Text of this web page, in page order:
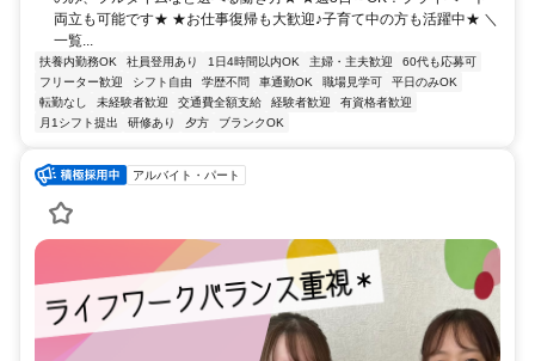
両立も可能です★ ★お仕事復帰も大歓迎♪子育て中の方も活躍中★ ＼
一覧...
扶養内勤務OK 社員登用あり 1日4時間以内OK 主婦・主夫歓迎
60代も応募可
フリーター歓迎
シフト自由 学歴不問 車通勤OK 職場見学可
平日のみOK
転勤なし
未経験者歓迎 交通費全額支給 経験者歓迎
有資格者歓迎
月1シフト提出
研修あり 夕方 ブランクOK
アルバイト・パート